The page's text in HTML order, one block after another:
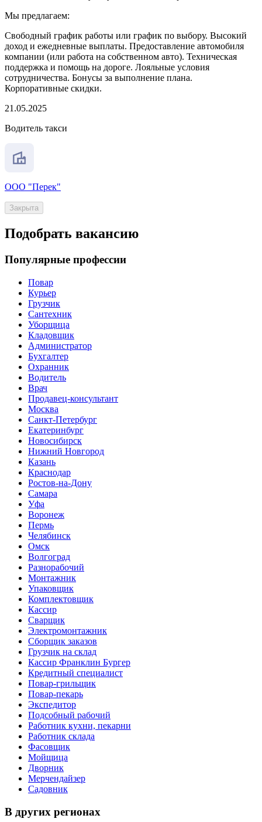
Мы предлагаем:
Свободный график работы или график по выбору. Высокий
доход и ежедневные выплаты. Предоставление автомобиля
компании (или работа на собственном авто). Техническая
поддержка и помощь на дороге. Лояльные условия
сотрудничества. Бонусы за выполнение плана.
Корпоративные скидки.
21.05.2025
Водитель такси
ООО "Перек"
Закрыта
Подобрать вакансию
Популярные профессии
Повар
Курьер
Грузчик
Сантехник
Уборщица
Кладовщик
Администратор
Бухгалтер
Охранник
Водитель
Врач
Продавец-консультант
Москва
Санкт-Петербург
Екатеринбург
Новосибирск
Нижний Новгород
Казань
Краснодар
Ростов-на-Дону
Самара
Уфа
Воронеж
Пермь
Челябинск
Омск
Волгоград
Разнорабочий
Монтажник
Упаковщик
Комплектовщик
Кассир
Сварщик
Электромонтажник
Сборщик заказов
Грузчик на склад
Кассир Франклин Бургер
Кредитный специалист
Повар-грильщик
Повар-пекарь
Экспедитор
Подсобный рабочий
Работник кухни, пекарни
Работник склада
Фасовщик
Мойщица
Дворник
Мерчендайзер
Садовник
В других регионах